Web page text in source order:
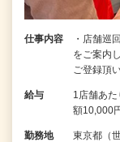
仕事内容
・店舗巡
をご案内
ご登録頂
給与
1店舗あ
額10,000
勤務地
東京都（